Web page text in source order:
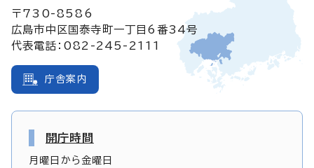
〒730-8586
広島市中区国泰寺町一丁目6番34号
代表電話：082-245-2111
庁舎案内
開庁時間
月曜日から金曜日